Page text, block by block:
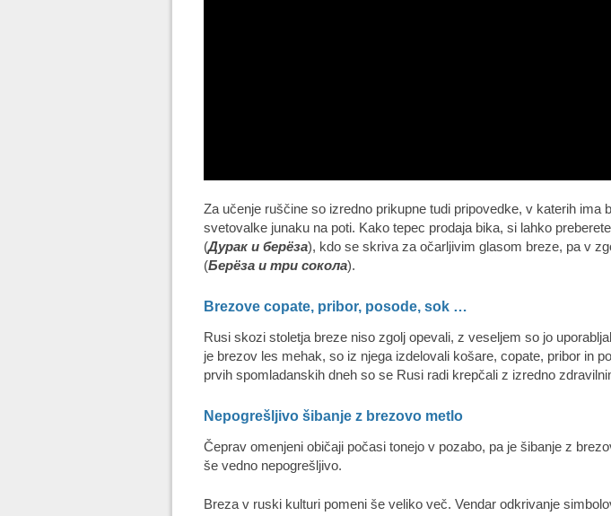
Za učenje ruščine so izredno prikupne tudi pripovedke, v katerih ima
svetovalke junaku na poti. Kako tepec prodaja bika, si lahko
(Дурак и берёза), kdo se skriva za očarljivim glasom breze, pa v
(Берёза и три сокола).
Brezove copate, pribor, posode, sok …
Rusi skozi stoletja breze niso zgolj opevali, z veseljem so jo
je brezov les mehak, so iz njega izdelovali košare, copate, pribor in
prvih spomladanskih dneh so se Rusi radi krepčali z izredno
Nepogrešljivo šibanje z brezovo metlo
Čeprav omenjeni običaji počasi tonejo v pozabo, pa je šibanje z
še vedno nepogrešljivo.
Breza v ruski kulturi pomeni še veliko več. Vendar odkrivanje